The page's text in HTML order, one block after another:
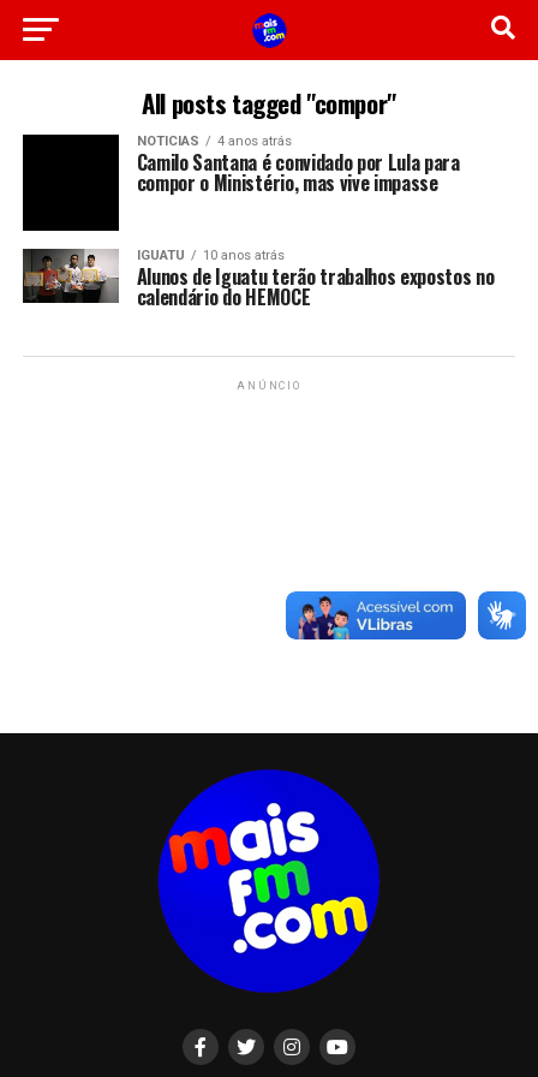
All posts tagged "compor"
NOTICIAS 4 anos atrás
Camilo Santana é convidado por Lula para
compor o Ministério, mas vive impasse
IGUATU 10 anos atrás
Alunos de Iguatu terão trabalhos expostos no
calendário do HEMOCE
ANÚNCIO